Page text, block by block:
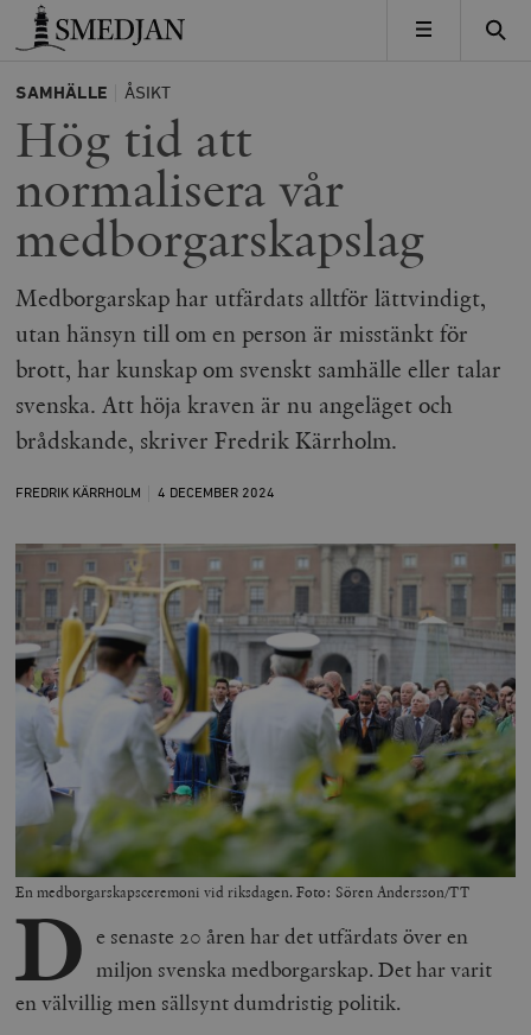
Timbro
MENY
SAMHÄLLE ÅSIKT
Hög tid att
normalisera vår
medborgarskapslag
Medborgarskap har utfärdats alltför lättvindigt,
utan hänsyn till om en person är misstänkt för
brott, har kunskap om svenskt samhälle eller talar
svenska. Att höja kraven är nu angeläget och
brådskande, skriver Fredrik Kärrholm.
FREDRIK KÄRRHOLM 4 DECEMBER 2024
En medborgarskapsceremoni vid riksdagen. Foto: Sören Andersson/TT
D e senaste 20 åren har det utfärdats över en
miljon svenska medborgarskap. Det har varit
en välvillig men sällsynt dumdristig politik.